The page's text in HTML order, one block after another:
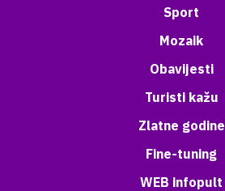
Sport
Mozaik
Obavijesti
Turisti kažu
Zlatne godine
Fine-tuning
WEB infopult